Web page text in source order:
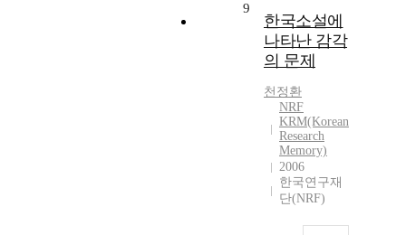
9
한국소설에
나타난 감각
의 문제
천정환
NRF
KRM(Korean
Research
Memory)
2006
한국연구재
단(NRF)